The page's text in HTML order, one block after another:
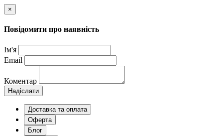
×
Повідомити про наявність
Ім'я
Email
Коментар
Надіслати
Доставка та оплата
Оферта
Блог